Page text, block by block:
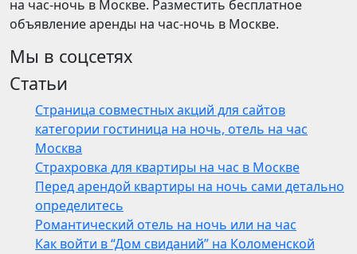
на час-ночь в Москве. Разместить бесплатное
объявление аренды на час-ночь в Москве.
Мы в соцсетях
Статьи
Страница совместных акций для сайтов
категории гостиница на ночь, отель на час
Москва
Страхровка для квартиры на час в Москве
Перед арендой квартиры на ночь сами детально
определитесь
Романтический отель на ночь или на час
Как войти в “Дом свиданий” на Коломенской